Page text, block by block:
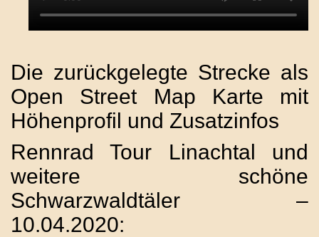
Die zurückgelegte Strecke als
Open Street Map Karte mit
Höhenprofil und Zusatzinfos
Rennrad Tour Linachtal und
weitere schöne
Schwarzwaldtäler –
10.04.2020: